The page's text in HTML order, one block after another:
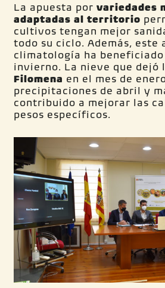
La apuesta porvariedades
adaptadas al territorio
cultivos tengan mejor
todo su ciclo. Además, este
climatología ha
invierno. La nieve que dejó
Filomena en el mes de
precipitaciones de abril y
contribuido a mejorar las
pesos específicos.